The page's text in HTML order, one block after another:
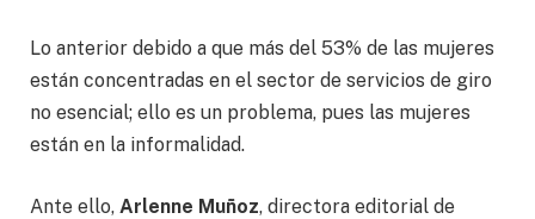
Lo anterior debido a que más del 53% de las mujeres
están concentradas en el sector de servicios de giro
no esencial; ello es un problema, pues las mujeres
están en la informalidad.
Ante ello, Arlenne Muñoz, directora editorial de